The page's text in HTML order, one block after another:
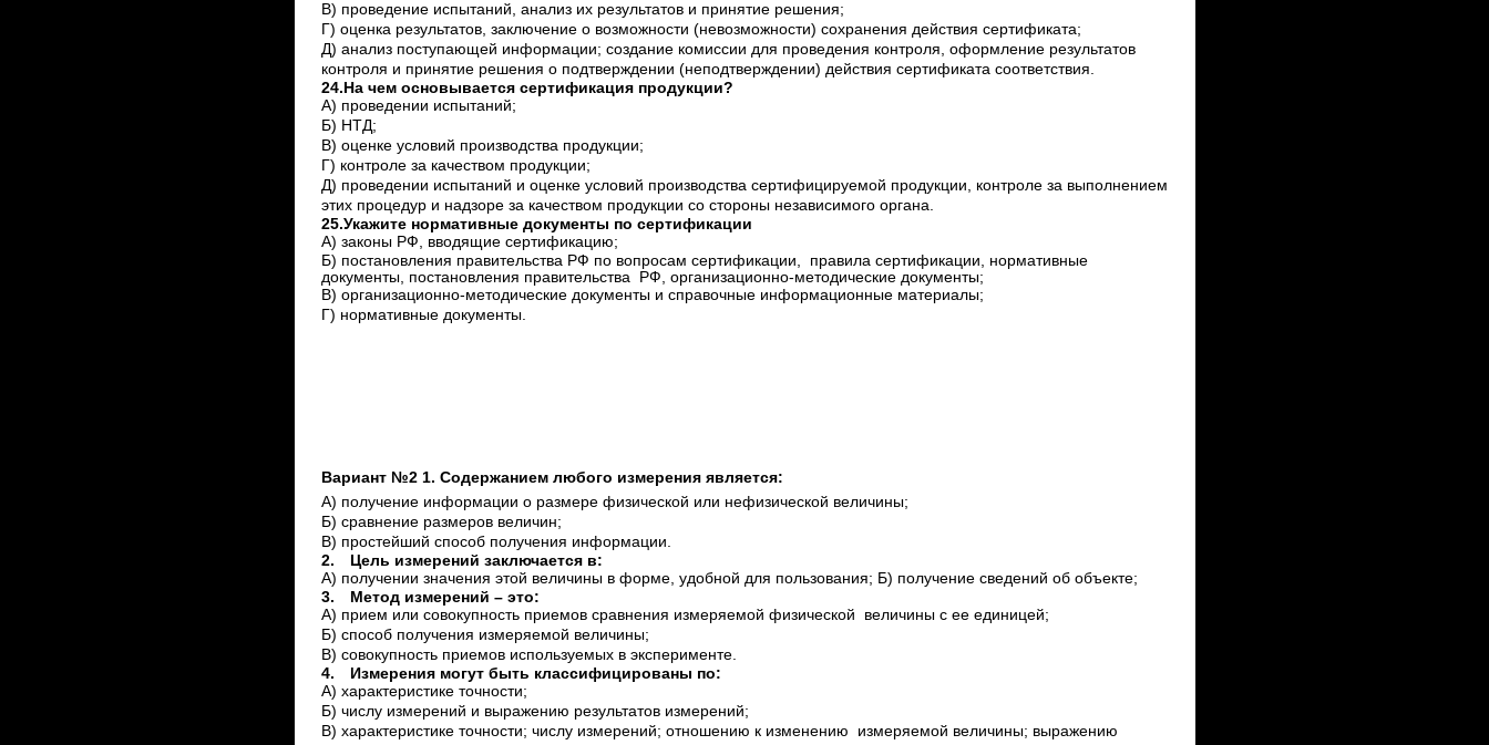
В) проведение испытаний, анализ их результатов и принятие решения;
Г) оценка результатов, заключение о возможности (невозможности) сохранения действия сертификата;
Д) анализ поступающей информации; создание комиссии для проведения контроля, оформление результатов
контроля и принятие решения о подтверждении (неподтверждении) действия сертификата соответствия.
24.На чем основывается сертификация продукции?
А) проведении испытаний;
Б) НТД;
В) оценке условий производства продукции;
Г) контроле за качеством продукции;
Д) проведении испытаний и оценке условий производства сертифицируемой продукции, контроле за выполнением
этих процедур и надзоре за качеством продукции со стороны независимого органа.
25.Укажите нормативные документы по сертификации
А) законы РФ, вводящие сертификацию;
Б) постановления правительства РФ по вопросам сертификации, правила сертификации, нормативные
документы, постановления правительства РФ, организационно-методические документы;
В) организационно-методические документы и справочные информационные материалы;
Г) нормативные документы.
Вариант №2 1. Содержанием любого измерения является:
А) получение информации о размере физической или нефизической величины;
Б) сравнение размеров величин;
В) простейший способ получения информации.
2.
Цель измерений заключается в:
А) получении значения этой величины в форме, удобной для пользования; Б) получение сведений об объекте;
3.
Метод измерений – это:
А) прием или совокупность приемов сравнения измеряемой физической величины с ее единицей;
Б) способ получения измеряемой величины;
В) совокупность приемов используемых в эксперименте.
4.
Измерения могут быть классифицированы по:
А) характеристике точности;
Б) числу измерений и выражению результатов измерений;
В) характеристике точности; числу измерений; отношению к изменению измеряемой величины; выражению